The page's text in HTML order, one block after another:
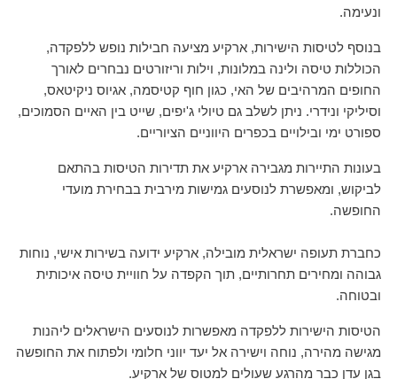
ונעימה.
בנוסף לטיסות הישירות, ארקיע מציעה חבילות נופש ללפקדה,
הכוללות טיסה ולינה במלונות, וילות וריזורטים נבחרים לאורך
החופים המרהיבים של האי, כגון חוף קטיסמה, אגיוס ניקיטאס,
וסיליקי ונידרי. ניתן לשלב גם טיולי ג'יפים, שייט בין האיים הסמוכים,
ספורט ימי ובילויים בכפרים היווניים הציוריים.
בעונות התיירות מגבירה ארקיע את תדירות הטיסות בהתאם
לביקוש, ומאפשרת לנוסעים גמישות מירבית בבחירת מועדי
החופשה.
כחברת תעופה ישראלית מובילה, ארקיע ידועה בשירות אישי, נוחות
גבוהה ומחירים תחרותיים, תוך הקפדה על חוויית טיסה איכותית
ובטוחה.
הטיסות הישירות ללפקדה מאפשרות לנוסעים הישראלים ליהנות
מגישה מהירה, נוחה וישירה אל יעד יווני חלומי ולפתוח את החופשה
בגן עדן כבר מהרגע שעולים למטוס של ארקיע.